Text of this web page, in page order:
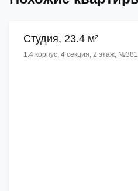
Cтудия, 23.4 м²
1.4 корпус, 4 секция, 2 этаж, №381